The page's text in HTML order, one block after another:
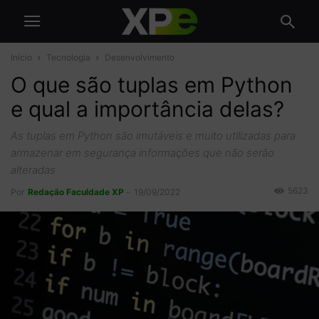
Início Tecnologia Desenvolvimento
O que são tuplas em Python
e qual a importância delas?
As tuplas em Python são imutáveis e muito utilizadas para
armazenar em segurança informações que não serão
alteradas
Por Redação Faculdade XP 19/09/2022 5623